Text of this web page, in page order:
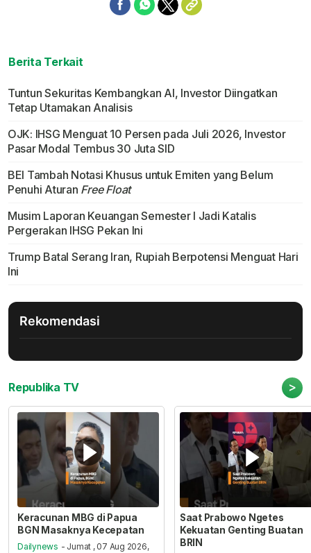
Berita Terkait
Tuntun Sekuritas Kembangkan AI, Investor Diingatkan
Tetap Utamakan Analisis
OJK: IHSG Menguat 10 Persen pada Juli 2026, Investor
Pasar Modal Tembus 30 Juta SID
BEI Tambah Notasi Khusus untuk Emiten yang Belum
Penuhi Aturan Free Float
Musim Laporan Keuangan Semester I Jadi Katalis
Pergerakan IHSG Pekan Ini
Trump Batal Serang Iran, Rupiah Berpotensi Menguat Hari
Ini
Rekomendasi
Republika TV >
Keracunan MBG di Papua
BGN Masaknya Kecepatan
Dailynews - Jumat , 07 Aug 2026,
Saat Prabowo Ngetes
Kekuatan Genting Buatan
BRIN